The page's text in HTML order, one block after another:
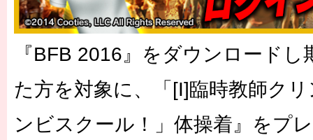
『BFB 2016』をダウンロード
た方を対象に、「[I]臨時教師ク
ンビスクール！」体操着』をプ